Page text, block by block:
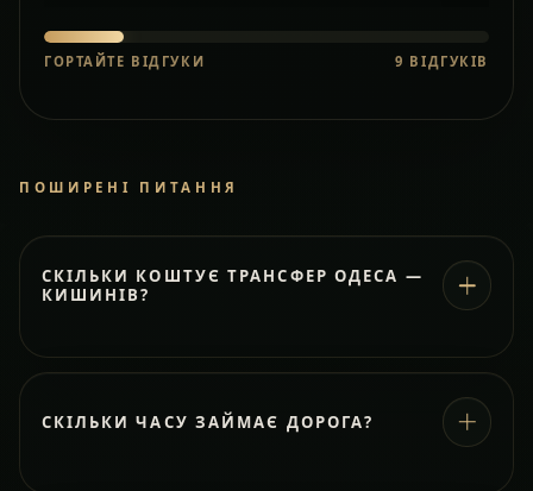
ГОРТАЙТЕ ВІДГУКИ 9 ВІДГУКІВ
ПОШИРЕНІ ПИТАННЯ
СКІЛЬКИ КОШТУЄ ТРАНСФЕР ОДЕСА —
КИШИНІВ?
СКІЛЬКИ ЧАСУ ЗАЙМАЄ ДОРОГА?